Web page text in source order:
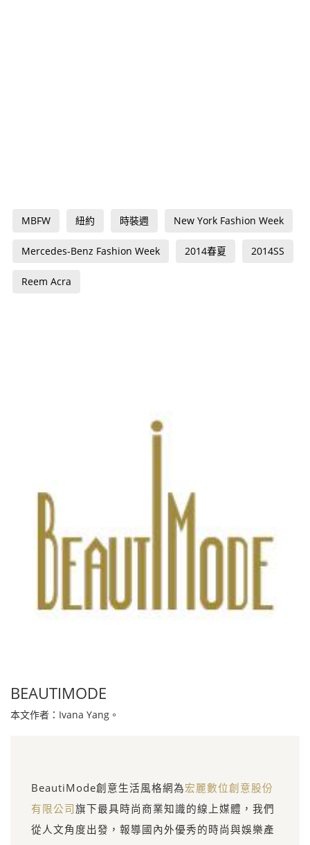
MBFW 紐約 時裝週 New York Fashion Week
Mercedes-Benz Fashion Week 2014春夏 2014SS
Reem Acra
BEAUTIMODE
本文作者：Ivana Yang。
BeautiMode創意生活風格網為宏麗數位創意股份
有限公司旗下最具時尚商業知識的線上媒體，我們
從人文角度出發，報導國內外優秀的時尚與娛樂產